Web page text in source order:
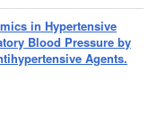
in Hypertensive
Blood Pressure by
Agents.